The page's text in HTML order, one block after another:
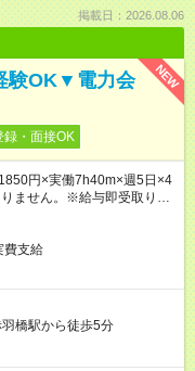
掲載日：2026.08.06
NEW
験OK▼電力会
録・面接OK
円×実働7h40m×週5日×4
ません。※給与即受取りサ
費支給
橋駅から徒歩5分